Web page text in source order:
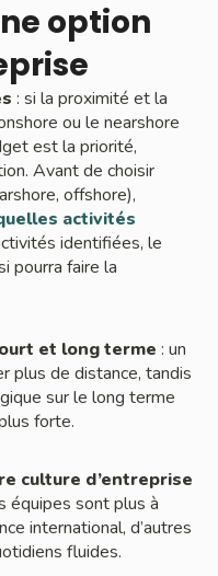
option
: si la proximité et la
ou le nearshore
est la priorité,
Avant de choisir
offshore),
activités
identifiées, le
pourra faire la
et long terme : un
plus de distance, tandis
sur le long terme
forte.
culture d’entreprise
équipes sont plus à
international, d’autres
fluides.